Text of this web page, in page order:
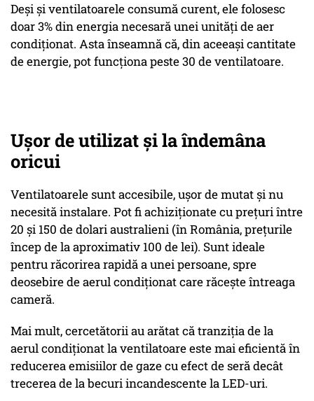
Deși și ventilatoarele consumă curent, ele folosesc
doar 3% din energia necesară unei unități de aer
condiționat. Asta înseamnă că, din aceeași cantitate
de energie, pot funcționa peste 30 de ventilatoare.
Ușor de utilizat și la îndemâna
oricui
Ventilatoarele sunt accesibile, ușor de mutat și nu
necesită instalare. Pot fi achiziționate cu prețuri între
20 și 150 de dolari australieni (în România, prețurile
încep de la aproximativ 100 de lei). Sunt ideale
pentru răcorirea rapidă a unei persoane, spre
deosebire de aerul condiționat care răcește întreaga
cameră.
Mai mult, cercetătorii au arătat că tranziția de la
aerul condiționat la ventilatoare este mai eficientă în
reducerea emisiilor de gaze cu efect de seră decât
trecerea de la becuri incandescente la LED-uri.